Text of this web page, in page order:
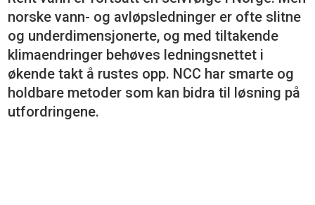
norske vann- og avløpsledninger er ofte slitne
og underdimensjonerte, og med tiltakende
klimaendringer behøves ledningsnettet i
økende takt å rustes opp. NCC har smarte og
holdbare metoder som kan bidra til løsning på
utfordringene.